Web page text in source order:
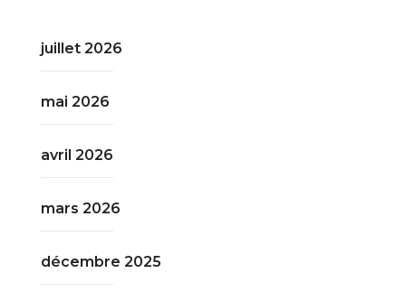
juillet 2026
mai 2026
avril 2026
mars 2026
décembre 2025